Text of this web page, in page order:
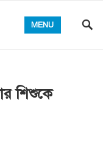
MENU
শিশুকে